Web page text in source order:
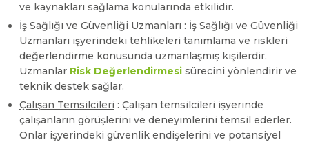
ve kaynakları sağlama konularında etkilidir.
İş Sağlığı ve Güvenliği Uzmanları : İş Sağlığı ve Güvenliği
Uzmanları işyerindeki tehlikeleri tanımlama ve riskleri
değerlendirme konusunda uzmanlaşmış kişilerdir.
Uzmanlar Risk Değerlendirmesi sürecini yönlendirir ve
teknik destek sağlar.
Çalışan Temsilcileri : Çalışan temsilcileri işyerinde
çalışanların görüşlerini ve deneyimlerini temsil ederler.
Onlar işyerindeki güvenlik endişelerini ve potansiyel